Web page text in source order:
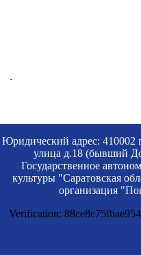
Юридический адрес: 410002
улица д.18 (бывший
Государственное
культуры "Саратовская
организация
Verification: